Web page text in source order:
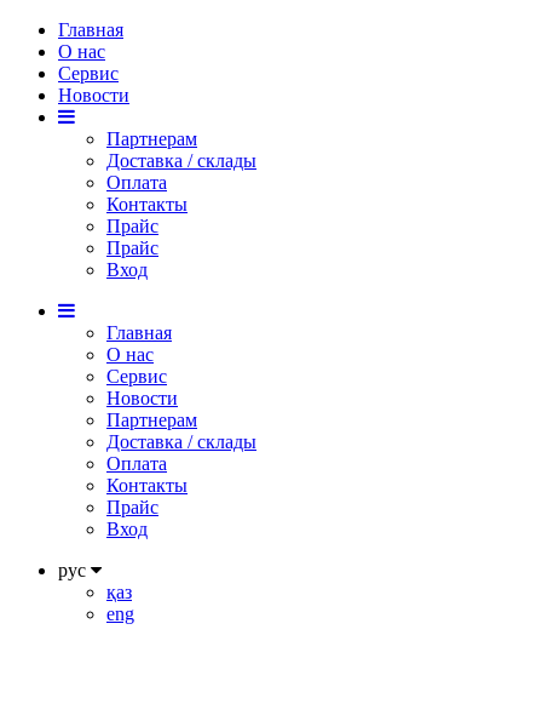
Главная
О нас
Сервис
Новости
Партнерам
Доставка / склады
Оплата
Контакты
Прайс
Прaйс
Вход
Главная
О нас
Сервис
Новости
Партнерам
Доставка / склады
Оплата
Контакты
Прайс
Вход
рус
қаз
eng